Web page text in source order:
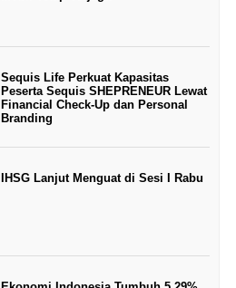
Sequis Life Perkuat Kapasitas
Peserta Sequis SHEPRENEUR Lewat
Financial Check-Up dan Personal
Branding
IHSG Lanjut Menguat di Sesi I Rabu